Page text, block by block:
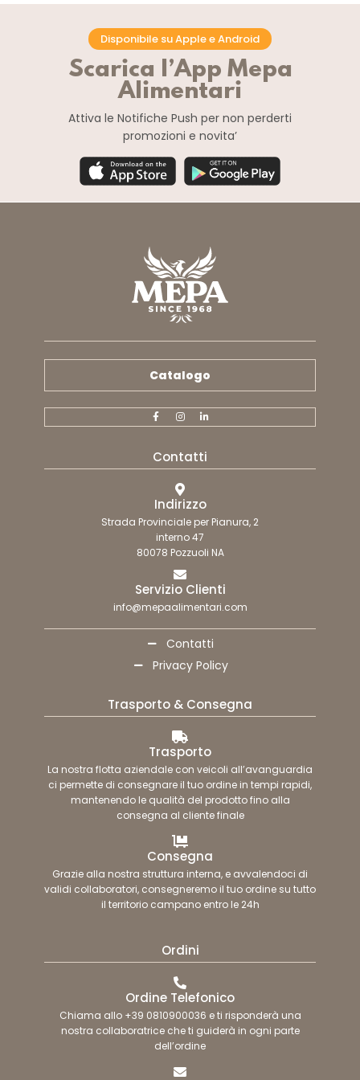
Disponibile su Apple e Android
Scarica l’App Mepa
Alimentari
Attiva le Notifiche Push per non perderti
promozioni e novita’
Catalogo
Contatti
Indirizzo
Strada Provinciale per Pianura, 2
interno 47
80078 Pozzuoli NA
Servizio Clienti
info@mepaalimentari.com
Contatti
Privacy Policy
Trasporto & Consegna
Trasporto
La nostra flotta aziendale con veicoli all’avanguardia
ci permette di consegnare il tuo ordine in tempi rapidi,
mantenendo le qualità del prodotto fino alla
consegna al cliente finale
Consegna
Grazie alla nostra struttura interna, e avvalendoci di
validi collaboratori, consegneremo il tuo ordine su tutto
il territorio campano entro le 24h
Ordini
Ordine Telefonico
Chiama allo +39 0810900036 e ti risponderà una
nostra collaboratrice che ti guiderà in ogni parte
dell’ordine